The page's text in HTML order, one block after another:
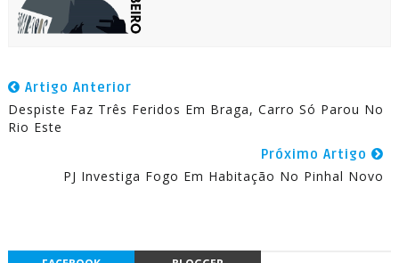
Artigo Anterior
Despiste Faz Três Feridos Em Braga, Carro Só Parou No
Rio Este
Próximo Artigo
PJ Investiga Fogo Em Habitação No Pinhal Novo